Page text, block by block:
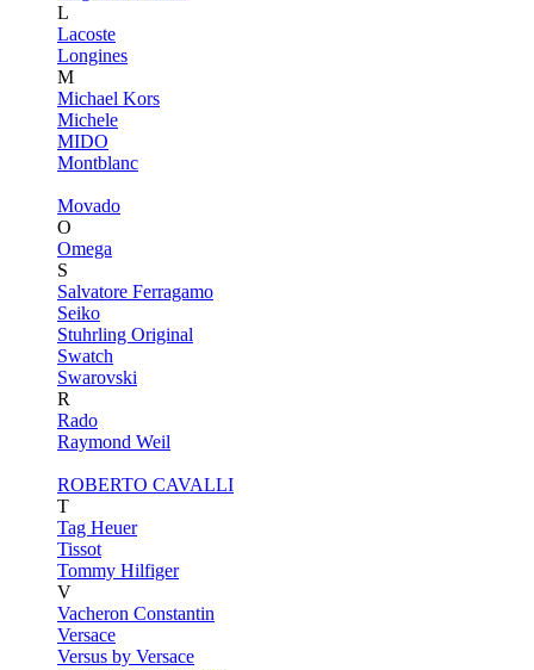
L
Lacoste
Longines
M
Michael Kors
Michele
MIDO
Montblanc
Movado
O
Omega
S
Salvatore Ferragamo
Seiko
Stuhrling Original
Swatch
Swarovski
R
Rado
Raymond Weil
ROBERTO CAVALLI
T
Tag Heuer
Tissot
Tommy Hilfiger
V
Vacheron Constantin
Versace
Versus by Versace